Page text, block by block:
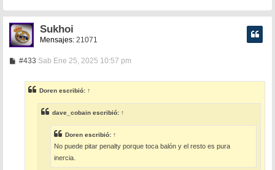
Sukhoi
Mensajes: 21071
#433M
s
a
Sab Ene 25, 2025 10:57 pm
Doren escribió: ↑
dave_cobain escribió: ↑
Doren escribió: ↑
No puede pitar penalty porque toca balón y el resto es pura
inercia.